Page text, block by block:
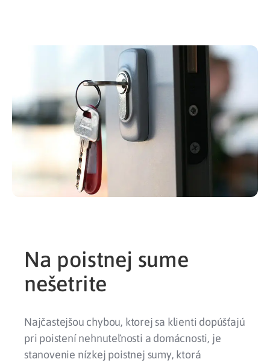
Na poistnej sume
nešetrite
Najčastejšou chybou, ktorej sa klienti dopúšťajú
pri poistení nehnuteľnosti a domácnosti, je
stanovenie nízkej poistnej sumy, ktorá